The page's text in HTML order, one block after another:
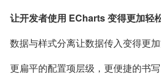
让开发者使用 ECharts 变得更加轻
数据与样式分离让数据传入变得更
更扁平的配置项层级，更便捷的书写